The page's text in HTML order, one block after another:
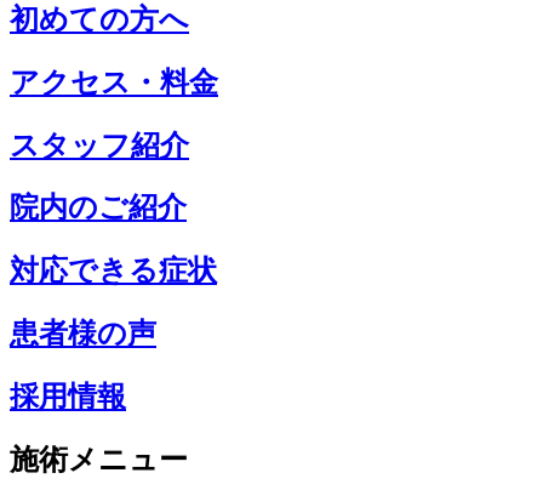
初めての方へ
アクセス・料金
スタッフ紹介
院内のご紹介
対応できる症状
患者様の声
採用情報
施術メニュー